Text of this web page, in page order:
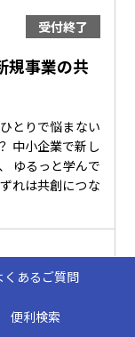
受付終了
規事業の共
とりで悩まない
中小企業で新し
ゆるっと学んで
れは共創につな
くあるご質問
便利検索